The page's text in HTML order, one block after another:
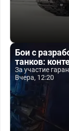
Бои с
танков:
За участие
Вчера, 12:20